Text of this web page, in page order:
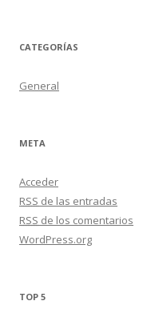
CATEGORÍAS
General
META
Acceder
RSS de las entradas
RSS de los comentarios
WordPress.org
TOP 5